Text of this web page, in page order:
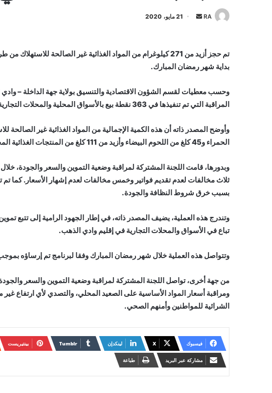
RA
أرسل 21 مايو، 2020
تم حجز أزيد من 271 كيلوغرام من المواد الغذائية غير الصالحة
بداية شهر رمضان المبارك.
وحسب معطيات لقسم الشؤون الاقتصادية والتنسيق بولاية جهة الداخلة –
المراقبة التي تم تنفيذها في 363 نقطة بيع بالأسواق المحلية والمحلات التجارية للقرب.
الحمراء و45 كلغ من اللحوم البيضاء وأزيد من 111 كلغ من المنتجات الغذائية المختلفة.
وبدورها، قامت اللجنة المشتركة لمراقبة وضعية التموين والسعر والجودة،
ثلاث مخالفات لعدم تقديم فواتير وخمس مخالفات لعدم إشهار الأسعار. كما
بسبب خرق شروط النظافة والجودة.
وتندرج هذه العملية، يضيف المصدر ذاته، في إطار الجهود الرامية إلى تتبع
تباع في الأسواق والمحلات التجارية في إقليم وادي الذهب.
وتتواصل هذه العملية خلال شهر رمضان المبارك وفقا لبرنامج تم إرساؤه
من جهة أخرى، تواصل اللجنة المشتركة لمراقبة وضعية التموين والسعر
ومراقبة أسعار المواد الأساسية على الصعيد المحلي، والتصدي لأي ارتفاع
الشرائية للمواطنين وأمنهم الصحي.
فيسبوك X لينكدإن بينتيريست
مشاركة عبر البريد طباعة